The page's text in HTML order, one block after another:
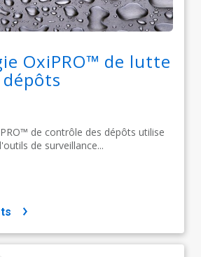
OxiPRO™ de lutte
de contrôle des dépôts utilise
de surveillance...